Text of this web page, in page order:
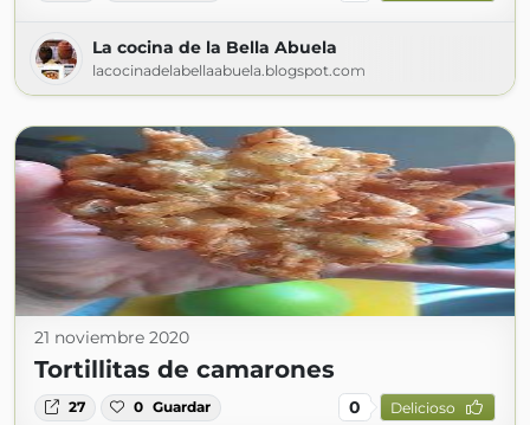
La cocina de la Bella Abuela
lacocinadelabellaabuela.blogspot.com
21 noviembre 2020
Tortillitas de camarones
27 0 Guardar 0 Delicioso